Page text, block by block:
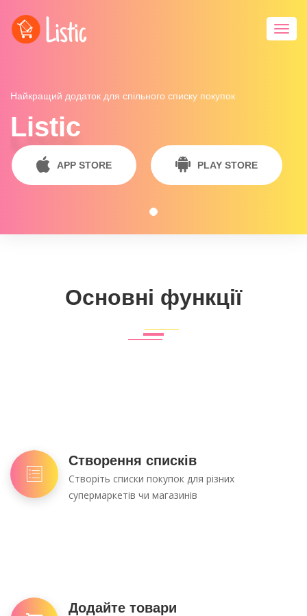
Найкращий додаток для спільного списку покупок
Listic
APP STORE PLAY STORE
Основні функції
Створення списків
Створіть списки покупок для різних
супермаркетів чи магазинів
Додайте товари